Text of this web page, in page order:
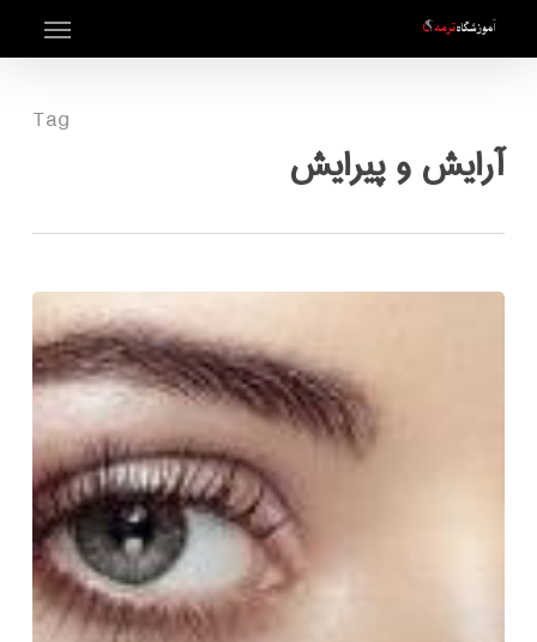
to
content
Menu
Tag
آرایش و پیرایش